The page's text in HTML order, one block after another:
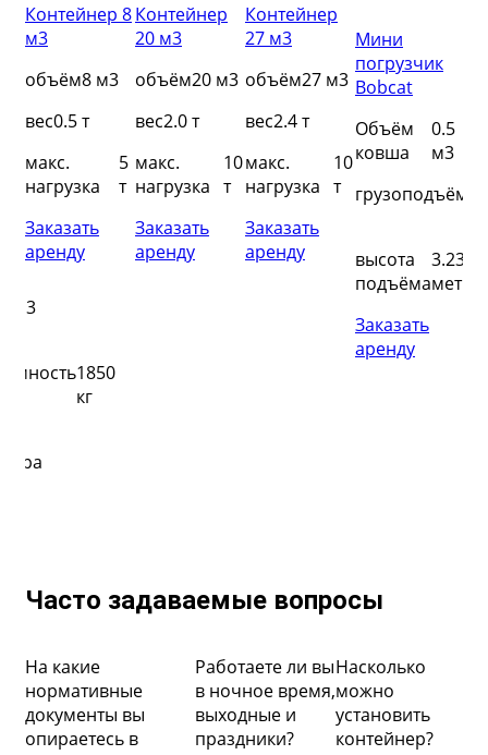
м3
1850
кг
Контейнер 8
м3
объём8 м3
вес0.5 т
макс.
нагрузка
5
т
Заказать
аренду
Контейнер
20 м3
объём20 м3
вес2.0 т
макс.
нагрузка
10
т
Заказать
аренду
Контейнер
27 м3
объём27 м3
вес2.4 т
макс.
нагрузка
10
т
Заказать
аренду
Мини
погрузчик
Bobcat
Объём
ковша
0.5
м3
высота
подъёма
3.23
метра
Заказать
аренду
Часто задаваемые вопросы
На какие
нормативные
документы вы
опираетесь в
Работаете ли вы
в ночное время,
выходные и
праздники?
Насколько
можно
установить
контейнер?